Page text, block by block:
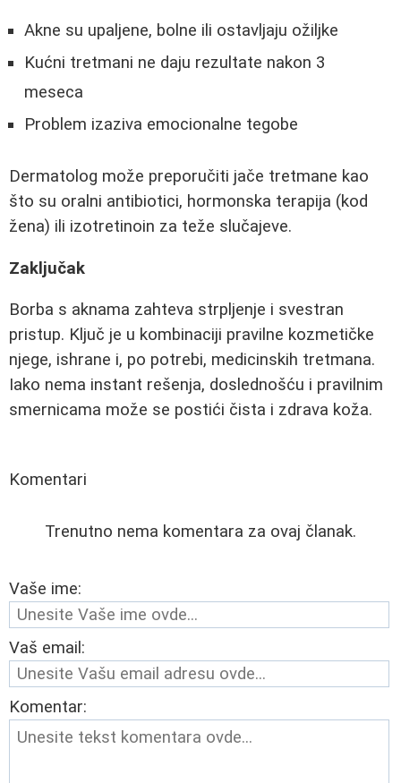
Akne su upaljene, bolne ili ostavljaju ožiljke
Kućni tretmani ne daju rezultate nakon 3
meseca
Problem izaziva emocionalne tegobe
Dermatolog može preporučiti jače tretmane kao
što su oralni antibiotici, hormonska terapija (kod
žena) ili izotretinoin za teže slučajeve.
Zaključak
Borba s aknama zahteva strpljenje i svestran
pristup. Ključ je u kombinaciji pravilne kozmetičke
njege, ishrane i, po potrebi, medicinskih tretmana.
Iako nema instant rešenja, doslednošću i pravilnim
smernicama može se postići čista i zdrava koža.
Komentari
Trenutno nema komentara za ovaj članak.
Vaše ime:
Vaš email:
Komentar: